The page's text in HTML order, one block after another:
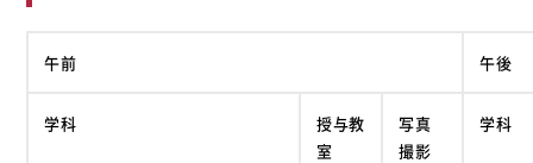
午前 午後
学科
授与教
室
写真
撮影
学科